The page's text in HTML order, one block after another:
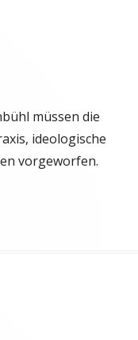
müssen die
ideologische
vorgeworfen.